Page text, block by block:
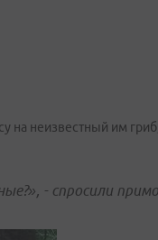
на неизвестный им
- спросили